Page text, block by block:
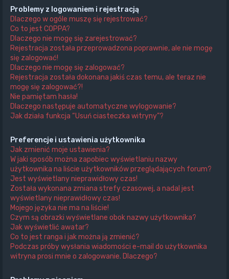
Problemy z logowaniem i rejestracją
Dlaczego w ogóle muszę się rejestrować?
Co to jest COPPA?
Dlaczego nie mogę się zarejestrować?
Rejestracja została przeprowadzona poprawnie, ale nie mogę
się zalogować!
Dlaczego nie mogę się zalogować?
Rejestracja została dokonana jakiś czas temu, ale teraz nie
mogę się zalogować?!
Nie pamiętam hasła!
Dlaczego następuje automatyczne wylogowanie?
Jak działa funkcja “Usuń ciasteczka witryny”?
Preferencje i ustawienia użytkownika
Jak zmienić moje ustawienia?
W jaki sposób można zapobiec wyświetlaniu nazwy
użytkownika na liście użytkowników przeglądających forum?
Jest wyświetlany nieprawidłowy czas!
Została wykonana zmiana strefy czasowej, a nadal jest
wyświetlany nieprawidłowy czas!
Mojego języka nie ma na liście!
Czym są obrazki wyświetlane obok nazwy użytkownika?
Jak wyświetlić awatar?
Co to jest ranga i jak można ją zmienić?
Podczas próby wysłania wiadomości e-mail do użytkownika
witryna prosi mnie o zalogowanie. Dlaczego?